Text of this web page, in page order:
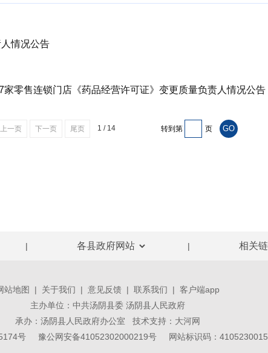
情况公告
零售连锁门店《药品经营许可证》变更质量负责人情况公告
上一页 下一页 尾页 1 / 14 转到第 页
| |
站地图 | 关于我们 | 意见反馈 | 联系我们 | 客户端app
主办单位：中共汤阴县委 汤阴县人民政府
承办：汤阴县人民政府办公室 技术支持： 大河网
号
豫公网安备41052302000219号网站标识码：4105230015